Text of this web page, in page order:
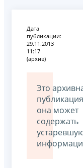
Дата
публикации:
29.11.2013
11:17
(архив)
Это
она может
содержать